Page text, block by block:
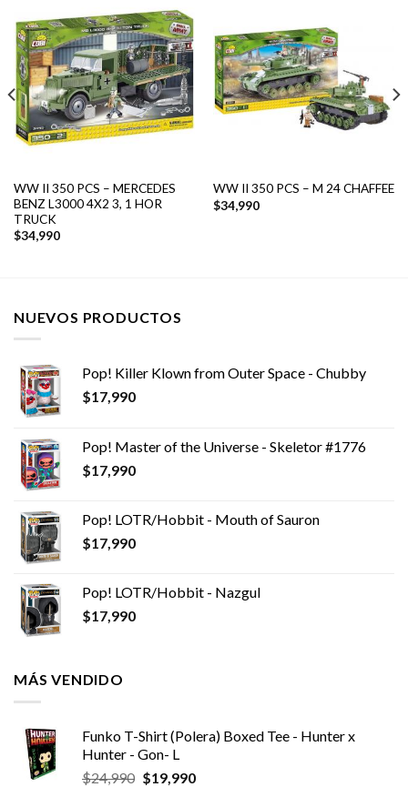
WW II 350 PCS – MERCEDES
BENZ L3000 4X2 3, 1 HOR
TRUCK
$34,990
WW II 350 PCS – M 24 CHAFFEE
$34,990
NUEVOS PRODUCTOS
Pop! Killer Klown from Outer Space - Chubby
$17,990
Pop! Master of the Universe - Skeletor #1776
$17,990
Pop! LOTR/Hobbit - Mouth of Sauron
$17,990
Pop! LOTR/Hobbit - Nazgul
$17,990
MÁS VENDIDO
Funko T-Shirt (Polera) Boxed Tee - Hunter x
Hunter - Gon- L
$24,990 El
$19,990El